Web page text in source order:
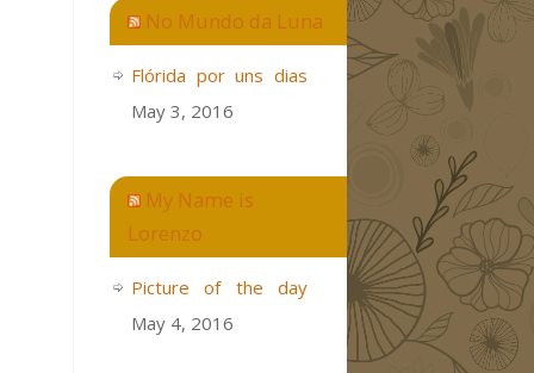
No Mundo da Luna
Flórida por uns dias
May 3, 2016
My Name is
Lorenzo
Picture of the day
May 4, 2016